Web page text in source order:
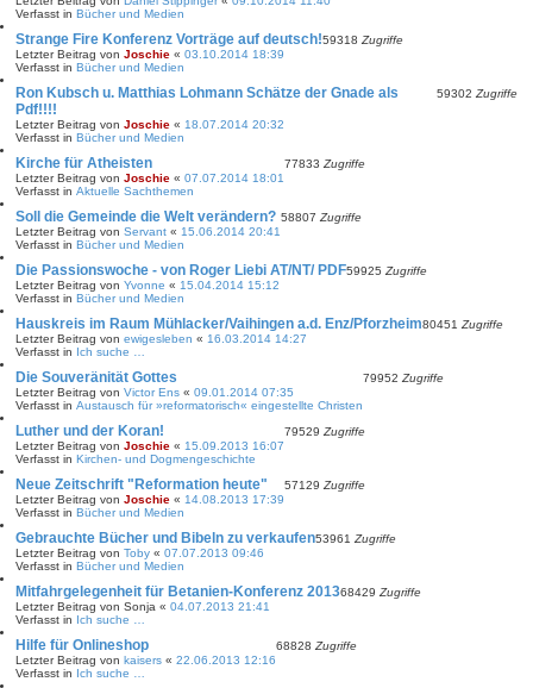
Verfasst in Bücher und Medien
Strange Fire Konferenz Vorträge auf deutsch!
Letzter Beitrag von Joschie « 03.10.2014 18:39
Verfasst in Bücher und Medien
59318 Zugriffe
Ron Kubsch u. Matthias Lohmann Schätze der Gnade als
Pdf!!!!
Letzter Beitrag von Joschie « 18.07.2014 20:32
Verfasst in Bücher und Medien
59302 Zugriffe
Kirche für Atheisten
Letzter Beitrag von Joschie « 07.07.2014 18:01
Verfasst in Aktuelle Sachthemen
77833 Zugriffe
Soll die Gemeinde die Welt verändern?
Letzter Beitrag von Servant « 15.06.2014 20:41
Verfasst in Bücher und Medien
58807 Zugriffe
Die Passionswoche - von Roger Liebi AT/NT/ PDF
Letzter Beitrag von Yvonne « 15.04.2014 15:12
Verfasst in Bücher und Medien
59925 Zugriffe
Hauskreis im Raum Mühlacker/Vaihingen a.d. Enz/Pforzheim
Letzter Beitrag von ewigesleben « 16.03.2014 14:27
Verfasst in Ich suche …
80451 Zugriffe
Die Souveränität Gottes
Letzter Beitrag von Victor Ens « 09.01.2014 07:35
Verfasst in Austausch für »reformatorisch« eingestellte Christen
79952 Zugriffe
Luther und der Koran!
Letzter Beitrag von Joschie « 15.09.2013 16:07
Verfasst in Kirchen- und Dogmengeschichte
79529 Zugriffe
Neue Zeitschrift "Reformation heute"
Letzter Beitrag von Joschie « 14.08.2013 17:39
Verfasst in Bücher und Medien
57129 Zugriffe
Gebrauchte Bücher und Bibeln zu verkaufen
Letzter Beitrag von Toby « 07.07.2013 09:46
Verfasst in Bücher und Medien
53961 Zugriffe
Mitfahrgelegenheit für Betanien-Konferenz 2013
Letzter Beitrag von Sonja « 04.07.2013 21:41
Verfasst in Ich suche …
68429 Zugriffe
Hilfe für Onlineshop
Letzter Beitrag von kaisers « 22.06.2013 12:16
Verfasst in Ich suche …
68828 Zugriffe